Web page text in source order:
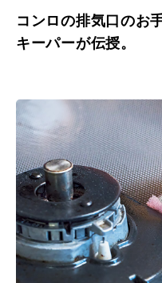
コンロの排気口のお
キーパーが伝授。